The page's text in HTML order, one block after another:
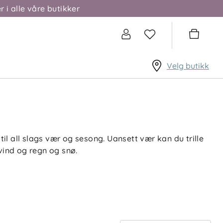
i alle våre butikker
Velg butikk
all slags vær og sesong. Uansett vær kan du trille
og regn og snø.